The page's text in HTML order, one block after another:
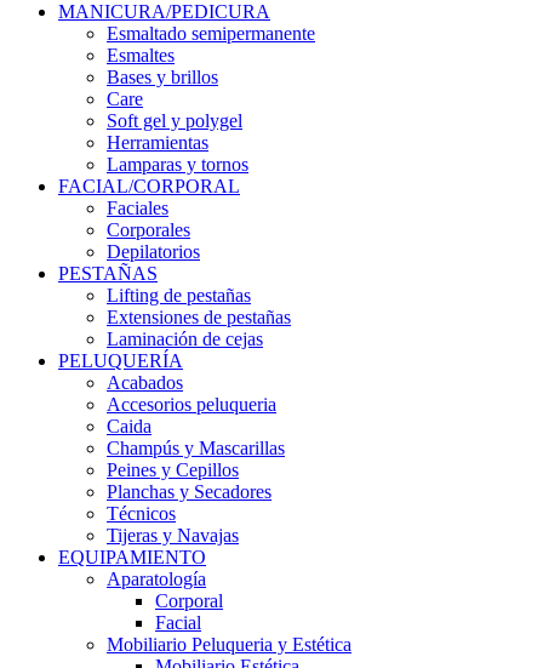
MANICURA/PEDICURA
Esmaltado semipermanente
Esmaltes
Bases y brillos
Care
Soft gel y polygel
Herramientas
Lamparas y tornos
FACIAL/CORPORAL
Faciales
Corporales
Depilatorios
PESTAÑAS
Lifting de pestañas
Extensiones de pestañas
Laminación de cejas
PELUQUERÍA
Acabados
Accesorios peluqueria
Caida
Champús y Mascarillas
Peines y Cepillos
Planchas y Secadores
Técnicos
Tijeras y Navajas
EQUIPAMIENTO
Aparatología
Corporal
Facial
Mobiliario Peluqueria y Estética